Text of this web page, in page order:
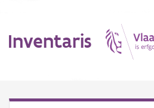
Inventaris